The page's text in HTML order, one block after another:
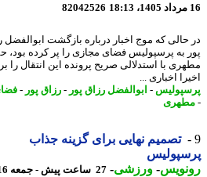
82042526
که موج اخبار درباره بازگشت ابوالفضل رزاق
به پرسپولیس فضای مجازی را پر کرده بود، حمید
با استدلالی صریح پرونده این انتقال را
اخباری ...
-ابوالفضل رزاق پور-رزاق پور-فضای
تصمیم نهایی برای گزینه جذاب
-ورزشی-
27 ساعت پیش - جمعه 16